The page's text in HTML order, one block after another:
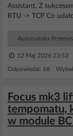
Assistant. Z
RTU -> TCP Co
Automatyka
12 Maj 2026 23:53
Odpowiedzi: 68
Focus mk3
tempomatu,
w module